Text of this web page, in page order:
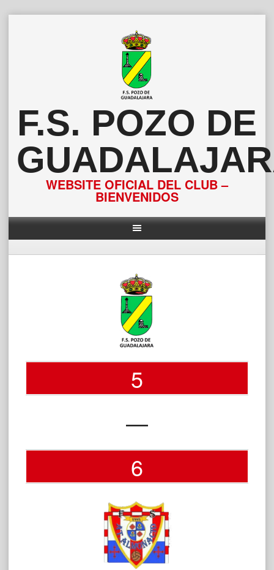
F.S. POZO DE
WEBSITE OFICIAL DEL CLUB –
BIENVENIDOS
5
—
6